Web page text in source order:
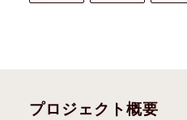
プロジェクト概要